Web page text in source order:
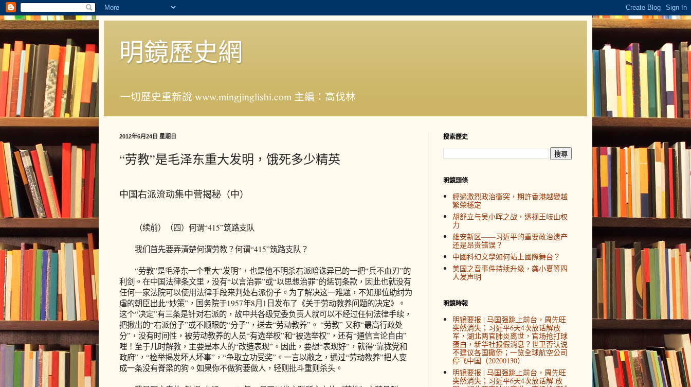
明鏡歷史網
一切歷史重新說 www.mingjinglishi.com 主編：高伐林
2012年6月24日 星期日
“劳教”是毛泽东重大发明，饿死多少精英
中国右派流动集中营揭秘（中）
（续前）（四）何谓“415”筑路支队
我们首先要弄清楚何谓劳教？何谓“415”筑路支队？
“劳教”是毛泽东一个重大“发明”，也是他不明杀右派暗诛异已的一把“兵不血刃”的
利剑。在中国法律条文里，没有“以言治罪”或“以思想治罪”的惩罚条款，因此也就没有
任何一家法院可以使用法律手段来判处右派份子。为了解决这一难题，不知那位助纣为
虐的朝臣出此“妙策”，国务院于1957年8月1日发布了《关于劳动教养问题的决定》。
这个“决定”有三条是针对右派的，故中共各级党委负责人就可以不经过任何法律手续，
把揪出的“右派份子”或不顺眼的“分子”，送去“劳动教养”。 “劳教” 又称“最高行政处
分”，没有时间性，被劳动教养的人员“有选举权”和“被选举权”，还有“通信言论自由”
哩！至于几时解教，主要是本人的“改造表现”。因此，要想“表现好”，就得“靠拢党和
政府”，“检举揭发坏人坏事”，“争取立功受奖”。一言以敝之，通过“劳动教养”把人变
成一条没有脊梁的狗。如果你不做狗要做人，轻则批斗重则杀头。
搜索歷史
明鏡頭條
經過激烈政治衝突，期許香港越變越
繁榮穩定
胡舒立与吴小晖之战，透视王岐山权
力
雄安新区——习近平的重要政治遗产
还是昂贵错误？
中國科幻文學如何站上國際舞台？
美国之音事件持续升级，龚小夏等四
人发声明
明鏡時報
明镜要报 | 马国强跳上前台，周先旺
突然消失；习近平6天4次放话解放
军，湖北两官肺炎离世，官场抢打球
蛋白，新华社报假消息？世卫否认说
不建议各国撤侨；一览全球航空公司
停飞中国（20200130）
明镜要报 | 马国强跳上前台，周先旺
突然消失；习近平6天4次放话解.放